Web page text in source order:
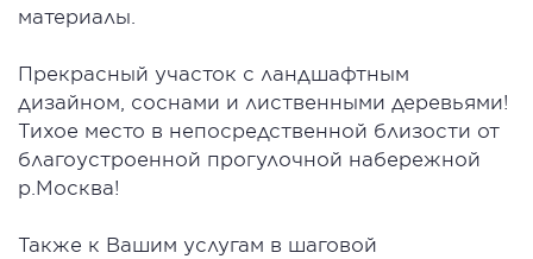
материалы.
Прекрасный участок с ландшафтным
дизайном, соснами и лиственными деревьями!
Тихое место в непосредственной близости от
благоустроенной прогулочной набережной
р.Москва!
Также к Вашим услугам в шаговой